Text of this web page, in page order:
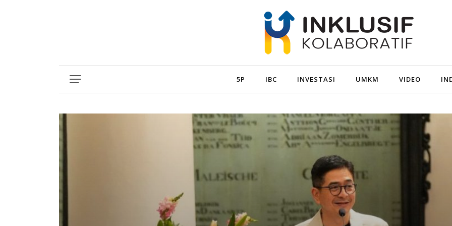
5P IBC INVESTASI UMKM VIDEO